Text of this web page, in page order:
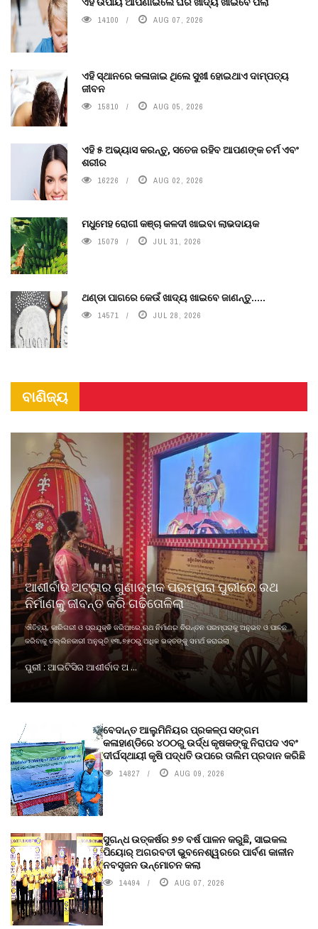
14100 AUG 07, 2026
ଏହି ସ୍ଥାନରେ କଳାଜାଇ ଥିଲେ ସୁଖୀ ହୋଇଥାଏ ଦାମ୍ପତ୍ୟ
ଜୀବନ
15810 AUG 05, 2026
ଏହି ୫ ଅଭ୍ୟାସ କରନ୍ତୁ, ସତେଜ ରହିବ ଆପଣଙ୍କ ଚର୍ମ ଏବଂ
ଶରୀର
16226 AUG 02, 2026
ମଧୁମେହ ରୋଗୀ କଞ୍ଚା କଳଦୀ ଖାଇବା ଲାଭଦାୟକ
15079 JUL 31, 2026
ଥଣ୍ଡା ପାଗରେ କେଉଁ ଖାଦ୍ୟ ଖାଇବେ ଜାଣନ୍ତୁ.....
14571 JUL 28, 2026
ବାଣିଜ୍ୟ
ଆଶୀର୍ବାଦ ଅଟ୍ଟାର ଗୁଣାତ୍ମକ ପରମ୍ପରା ପୁରୀରେ ରଥ
ନିର୍ମାଣକୁ ଜୀବନ୍ତ କରି ଗଢିତୋଳିଲା
ଐତିହ୍ୟ, କାରିଗରୀ ଓ ପ୍ରଯୁକ୍ତି ଜରିଆରେ ଋଥ ନିର୍ମାଣର ଚିରନ୍ତନ ପରମ୍ପରାକୁ ଅନୁଭବ ଓ ପାଳନ
କରିବାକୁ ତଲ୍ଲିନକାରୀ ଅନୁଭୂତି ୧୩,୭୫୦ରୁ ଅଧିକ ଭକ୍ତଙ୍କୁ ସମର୍ଥ କରାଇଲା
ପୁରୀ : ଆଇଟିସିର ଆଶୀର୍ବାଦ ଅ ...
ବେଦାନ୍ତ ଆଲୁମିନିୟର ପ୍ରକଳ୍ପ ସଙ୍ଗମ
କଳାହାଣ୍ଡିରେ ୪୦୦ରୁ ଉର୍ଦ୍ଧ କୃଷକଙ୍କୁ ନିରାପଦ ଏବଂ
ଦୀର୍ଘସ୍ଥାୟୀ କୃଷି ପଦ୍ଧତି ଉପରେ ତାଲିମ ପ୍ରଦାନ କରିଛି
14827 AUG 09, 2026
ସୁଗନ୍ଧ ଉତ୍କର୍ଷର ୭୭ ବର୍ଷ ପାଳନ କରୁଛି, ସାଇକଲ
ପିୟୋର୍‌ ଅଗରବତୀ ଭୁବନେଶ୍ୱରରେ ପାର୍ବଣ କାଳୀନ
ନବସୃଜନ ଉନ୍ମୋଚନ କଲା
14494 AUG 07, 2026